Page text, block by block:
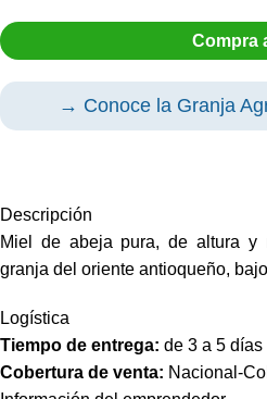
Compra
→ Conoce la Granja
Descripción
Miel de abeja pura, de altura y
granja del oriente antioqueño,
Logística
Tiempo de entrega: de 3 a 5 días
Cobertura de venta: Nacional-